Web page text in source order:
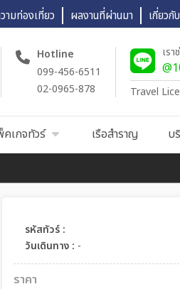
ามท่องเที่ยว ผลงานที่ผ่านมา เกี่ยวกั
Hotline
099-456-6511
02-0965-878
เร
Travel
เกจทัวร์ เรือสำราญ บ
รหัสทัวร์ :
วันเดินทาง : -
ราคา